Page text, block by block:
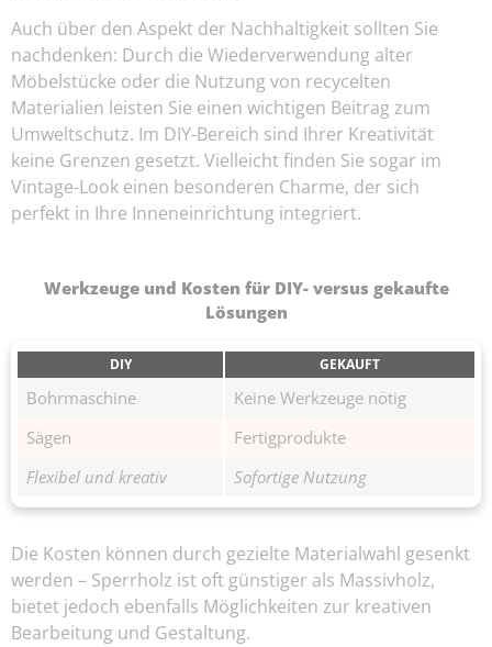
Auch über den Aspekt der Nachhaltigkeit sollten Sie
nachdenken: Durch die Wiederverwendung alter
Möbelstücke oder die Nutzung von recycelten
Materialien leisten Sie einen wichtigen Beitrag zum
Umweltschutz. Im DIY-Bereich sind Ihrer Kreativität
keine Grenzen gesetzt. Vielleicht finden Sie sogar im
Vintage-Look einen besonderen Charme, der sich
perfekt in Ihre Inneneinrichtung integriert.
Werkzeuge und Kosten für DIY- versus gekaufte
Lösungen
DIY GEKAUFT
Bohrmaschine
Keine Werkzeuge nötig
Sägen
Fertigprodukte
Flexibel und kreativ
Sofortige Nutzung
Die Kosten können durch gezielte Materialwahl gesenkt
werden – Sperrholz ist oft günstiger als Massivholz,
bietet jedoch ebenfalls Möglichkeiten zur kreativen
Bearbeitung und Gestaltung.